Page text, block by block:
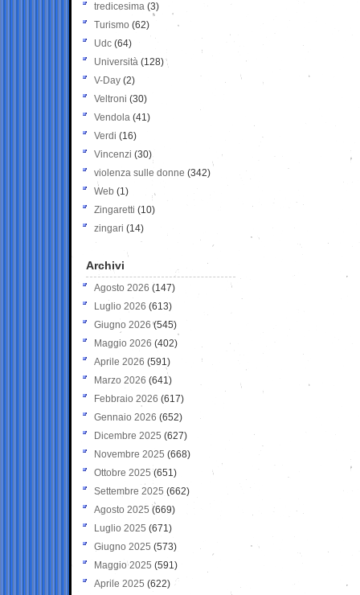
tredicesima (3)
Turismo (62)
Udc (64)
Università (128)
V-Day (2)
Veltroni (30)
Vendola (41)
Verdi (16)
Vincenzi (30)
violenza sulle donne (342)
Web (1)
Zingaretti (10)
zingari (14)
Archivi
Agosto 2026 (147)
Luglio 2026 (613)
Giugno 2026 (545)
Maggio 2026 (402)
Aprile 2026 (591)
Marzo 2026 (641)
Febbraio 2026 (617)
Gennaio 2026 (652)
Dicembre 2025 (627)
Novembre 2025 (668)
Ottobre 2025 (651)
Settembre 2025 (662)
Agosto 2025 (669)
Luglio 2025 (671)
Giugno 2025 (573)
Maggio 2025 (591)
Aprile 2025 (622)